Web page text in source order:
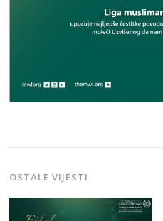
OSTALE VIJESTI